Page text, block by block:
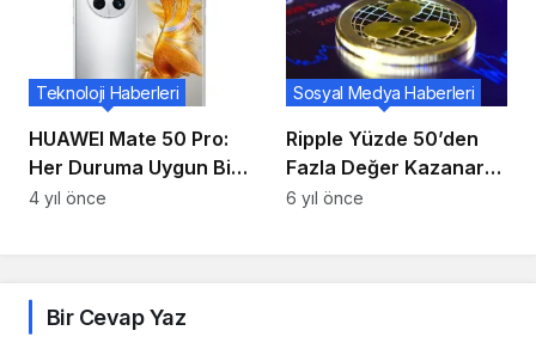
Türkiye’nin dörtbir
yanına yayıyor
HUAWEI Mate 50 Pro:
Her Duruma Uygun Bir
Telefon
Teknoloji Haberleri
4 yıl önce
Ripple Yüzde 50’den
Fazla Değer Kazanarak
Rekor Kırdı!
Sosyal Medya Haberleri
6 yıl önce
Bir Cevap Yaz